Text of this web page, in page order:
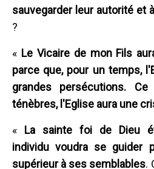
sauvegarder leur autorité et
?
« Le Vicaire de mon Fils
parce que, pour un temps,
grandes persécutions.
ténèbres, l'Eglise aura une
« La sainte foi de Dieu
individu voudra se guider
supérieur à ses semblables.